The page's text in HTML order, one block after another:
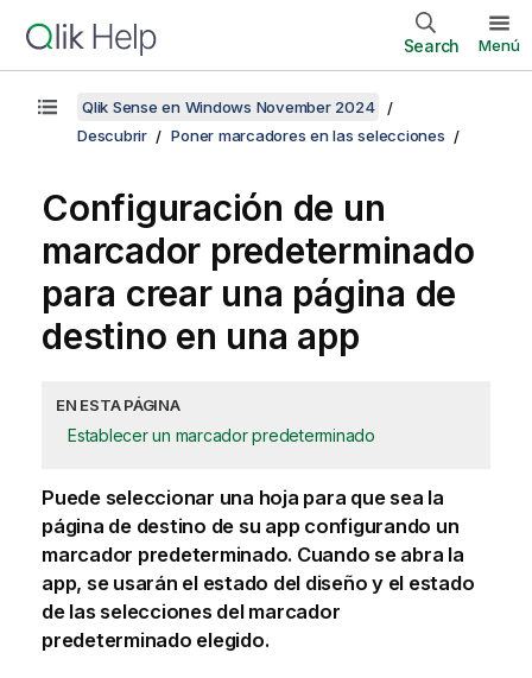
Search Menú
Qlik Sense en Windows November 2024
Descubrir
Poner marcadores en las selecciones
Configuración de un
marcador predeterminado
para crear una página de
destino en una app
EN ESTA PÁGINA
Establecer un marcador predeterminado
Puede seleccionar una hoja para que sea la
página de destino de su app configurando un
marcador predeterminado. Cuando se abra la
app, se usarán el estado del diseño y el estado
de las selecciones del marcador
predeterminado elegido.